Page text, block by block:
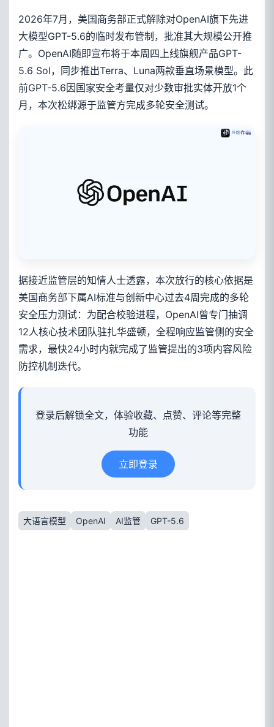
2026年7月，美国商务部正式解除对OpenAI旗下先进
大模型GPT-5.6的临时发布管制，批准其大规模公开推
广。OpenAI随即宣布将于本周四上线旗舰产品GPT-
5.6 Sol，同步推出Terra、Luna两款垂直场景模型。此
前GPT-5.6因国家安全考量仅对少数审批实体开放1个
月，本次松绑源于监管方完成多轮安全测试。
据接近监管层的知情人士透露，本次放行的核心依据是
美国商务部下属AI标准与创新中心过去4周完成的多轮
安全压力测试：为配合校验进程，OpenAI曾专门抽调
12人核心技术团队驻扎华盛顿，全程响应监管侧的安全
需求，最快24小时内就完成了监管提出的3项内容风险
防控机制迭代。
登录后解锁全文，体验收藏、点赞、评论等完整
功能
立即登录
大语言模型 OpenAI AI监管 GPT-5.6